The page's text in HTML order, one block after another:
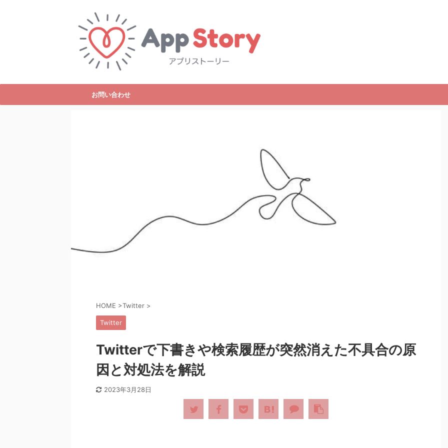
お問い合わせ
HOME >Twitter >
Twitter
Twitterで下書きや検索履歴が突然消えた不具合の原
因と対処法を解説
2023年3月28日